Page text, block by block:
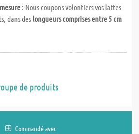
: Nous coupons volontiers vos lattes
dans des longueurs comprises entre 5 cm
de produits
Commandé avec